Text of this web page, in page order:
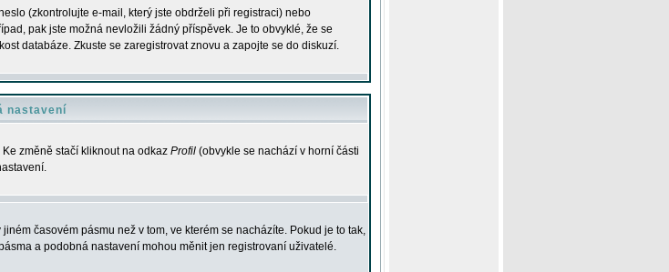
(zkontrolujte e-mail, který jste obdrželi při registraci) nebo
pak jste možná nevložili žádný příspěvek. Je to obvyklé, že se
databáze. Zkuste se zaregistrovat znovu a zapojte se do diskuzí.
nastavení
změně stačí kliknout na odkaz Profil (obvykle se nachází v horní části
časovém pásmu než v tom, ve kterém se nacházíte. Pokud je to tak,
a podobná nastavení mohou měnit jen registrovaní uživatelé.